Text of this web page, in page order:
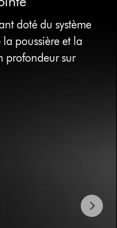
doté du système
poussière et la
profondeur sur